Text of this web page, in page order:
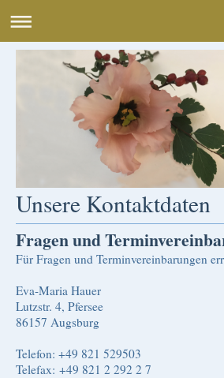
Unsere Kontaktdaten
Fragen und
Für Fragen und Terminvereinbarungen
Eva-Maria Hauer
Lutzstr. 4, Pfersee
86157 Augsburg
Telefon: +49 821 529503
Telefax: +49 821 2 292 2 7